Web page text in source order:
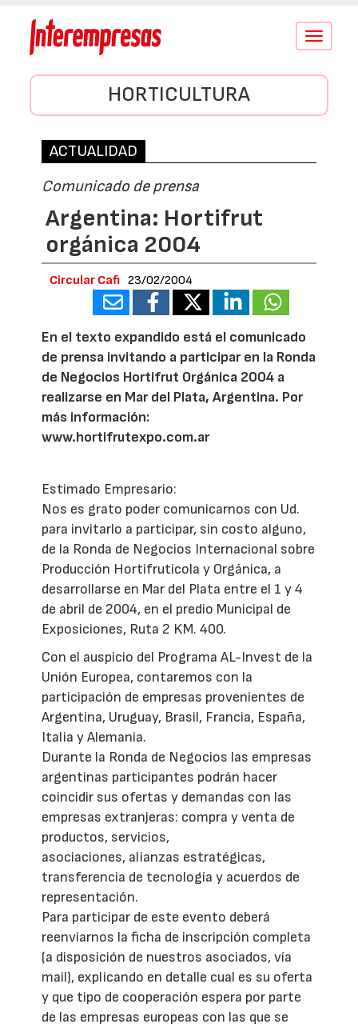
Conmutar
HORTICULTURA
ACTUALIDAD
Comunicado de prensa
Argentina: Hortifrut
orgánica 2004
Circular Cafi 23/02/2004
En el texto expandido está el comunicado
de prensa invitando a participar en la Ronda
de Negocios Hortifrut Orgánica 2004 a
realizarse en Mar del Plata, Argentina. Por
más información:
www.hortifrutexpo.com.ar
Estimado Empresario:
Nos es grato poder comunicarnos con Ud.
para invitarlo a participar, sin costo alguno,
de la Ronda de Negocios Internacional sobre
Producción Hortifrutícola y Orgánica, a
desarrollarse en Mar del Plata entre el 1 y 4
de abril de 2004, en el predio Municipal de
Exposiciones, Ruta 2 KM. 400.
Con el auspicio del Programa AL-Invest de la
Unión Europea, contaremos con la
participación de empresas provenientes de
Argentina, Uruguay, Brasil, Francia, España,
Italia y Alemania.
Durante la Ronda de Negocios las empresas
argentinas participantes podrán hacer
coincidir sus ofertas y demandas con las
empresas extranjeras: compra y venta de
productos, servicios,
asociaciones, alianzas estratégicas,
transferencia de tecnología y acuerdos de
representación.
Para participar de este evento deberá
reenviarnos la ficha de inscripción completa
(a disposición de nuestros asociados, vía
mail), explicando en detalle cual es su oferta
y que tipo de cooperación espera por parte
de las empresas europeas con las que se